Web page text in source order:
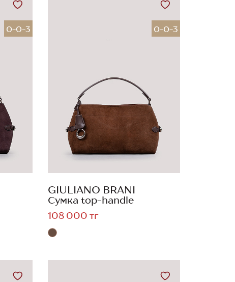
0-0-3 0-0-3
GIULIANO BRANI
Сумка top-handle
108 000 тг